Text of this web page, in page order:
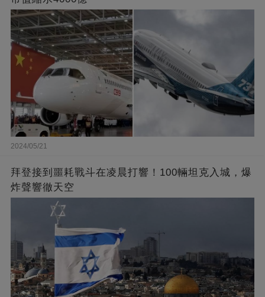
2024/05/21
拜登接到噩耗戰斗在凌晨打響！100輛坦克入城，爆
炸聲響徹天空